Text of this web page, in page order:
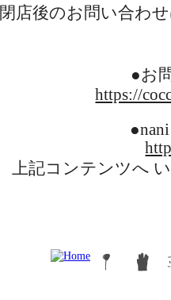
閉店後のお問い合わ
●お
https://
上記コンテンツへ